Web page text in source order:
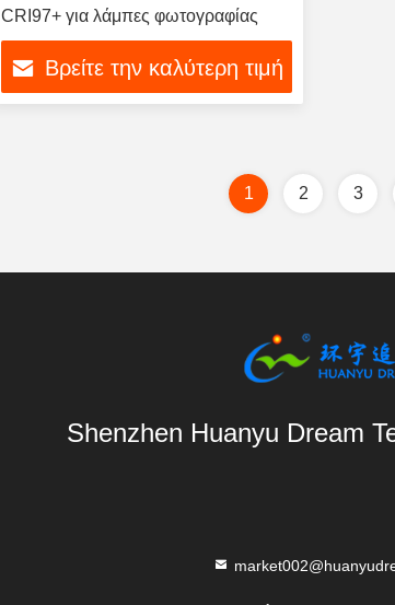
CRI97+ για λάμπες φωτογραφίας
Βρείτε την καλύτερη τιμή
1 2 3
Shenzhen Huanyu Dream